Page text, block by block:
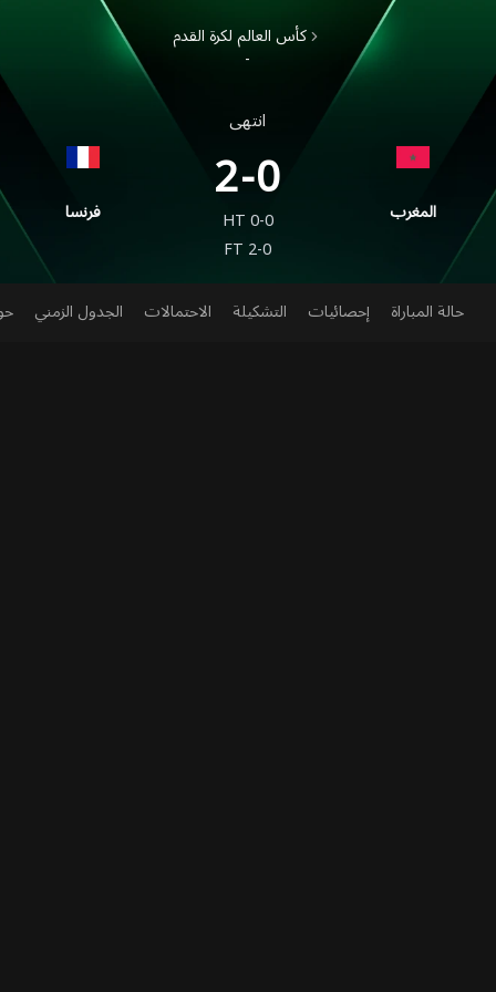
فرنسا
كأس العالم لكرة القدم
-
انتهى
2-0
HT0-0
FT2-0
المغرب
حالة المباراة إحصائيات التشكيلة الاحتمالات الجدول الزمني